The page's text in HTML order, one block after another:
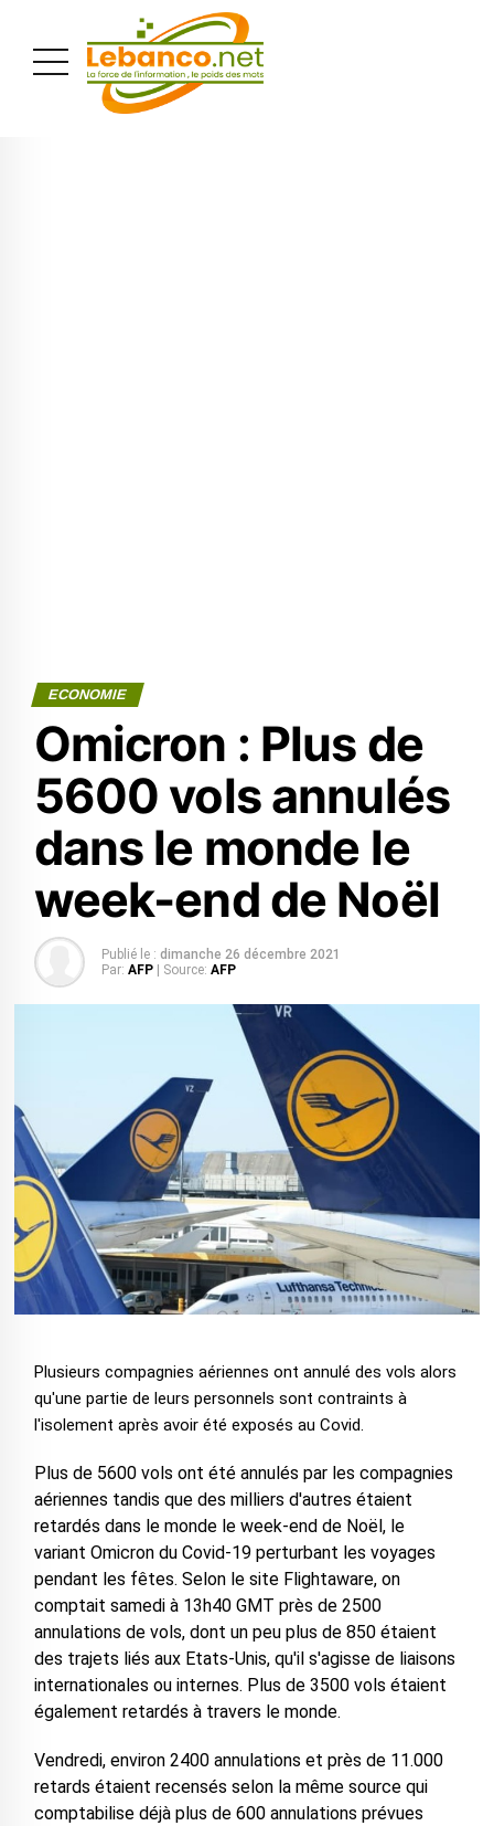
ECONOMIE
Omicron : Plus de
5600 vols annulés
dans le monde le
week-end de Noël
Publié le : dimanche 26 décembre 2021
Par: AFP | Source: AFP
Plusieurs compagnies aériennes ont annulé des vols alors
qu'une partie de leurs personnels sont contraints à
l'isolement après avoir été exposés au Covid.
Plus de 5600 vols ont été annulés par les compagnies
aériennes tandis que des milliers d'autres étaient
retardés dans le monde le week-end de Noël, le
variant Omicron du Covid-19 perturbant les voyages
pendant les fêtes. Selon le site Flightaware, on
comptait samedi à 13h40 GMT près de 2500
annulations de vols, dont un peu plus de 850 étaient
des trajets liés aux Etats-Unis, qu'il s'agisse de liaisons
internationales ou internes. Plus de 3500 vols étaient
également retardés à travers le monde.
Vendredi, environ 2400 annulations et près de 11.000
retards étaient recensés selon la même source qui
comptabilise déjà plus de 600 annulations prévues